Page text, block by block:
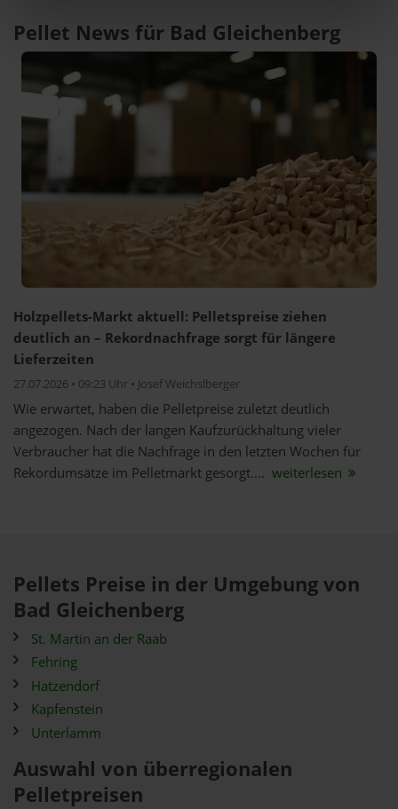
Pellet News für Bad Gleichenberg
Holzpellets-Markt aktuell: Pelletspreise ziehen
deutlich an – Rekordnachfrage sorgt für längere
Lieferzeiten
27.07.2026 • 09:23 Uhr • Josef Weichslberger
Wie erwartet, haben die Pelletpreise zuletzt deutlich
angezogen. Nach der langen Kaufzurückhaltung vieler
Verbraucher hat die Nachfrage in den letzten Wochen für
Rekordumsätze im Pelletmarkt gesorgt.... weiterlesen
Pellets Preise in der Umgebung von
Bad Gleichenberg
St. Martin an der Raab
Fehring
Hatzendorf
Kapfenstein
Unterlamm
Auswahl von überregionalen
Pelletpreisen